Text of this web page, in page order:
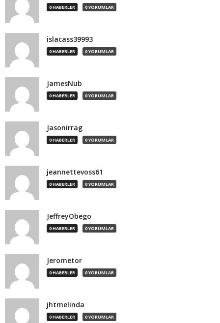
0 HABERLER 0 YORUMLAR
islacass39993
0 HABERLER 0 YORUMLAR
JamesNub
0 HABERLER 0 YORUMLAR
Jasonirrag
0 HABERLER 0 YORUMLAR
jeannettevoss61
0 HABERLER 0 YORUMLAR
JeffreyObego
0 HABERLER 0 YORUMLAR
Jerometor
0 HABERLER 0 YORUMLAR
jhtmelinda
0 HABERLER 0 YORUMLAR